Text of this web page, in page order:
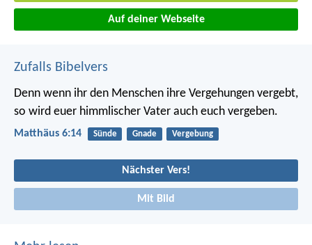
Auf deiner Webseite
Zufalls Bibelvers
Denn wenn ihr den Menschen ihre Vergehungen vergebt,
so wird euer himmlischer Vater auch euch vergeben.
Matthäus 6:14 Sünde Gnade Vergebung
Nächster Vers!
Mit Bild